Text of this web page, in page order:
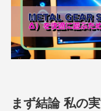
まず結論 私の